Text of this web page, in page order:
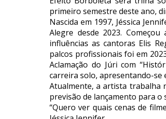
primeiro semestre deste ano,
Nascida em 1997, Jéssica
Alegre desde 2023.
influências as cantoras Elis
palcos profissionais foi em
Aclamação do Júri com
carreira solo, apresentando-se
Atualmente, a artista trabalha
previsão de lançamento para o
“Quero ver quais cenas de